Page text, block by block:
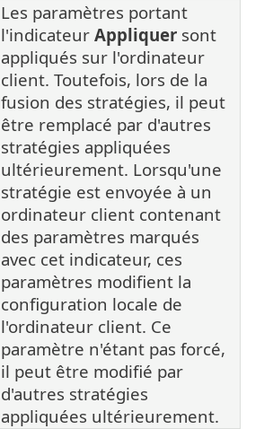
Les paramètres portant
l'indicateur Appliquer sont
appliqués sur l'ordinateur
client. Toutefois, lors de la
fusion des stratégies, il peut
être remplacé par d'autres
stratégies appliquées
ultérieurement. Lorsqu'une
stratégie est envoyée à un
ordinateur client contenant
des paramètres marqués
avec cet indicateur, ces
paramètres modifient la
configuration locale de
l'ordinateur client. Ce
paramètre n'étant pas forcé,
il peut être modifié par
d'autres stratégies
appliquées ultérieurement.